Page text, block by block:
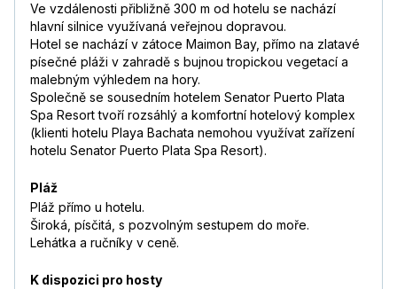
Ve vzdálenosti přibližně 300 m od hotelu se nachází
hlavní silnice využívaná veřejnou dopravou.
Hotel se nachází v zátoce Maimon Bay, přímo na zlatavé
písečné pláži v zahradě s bujnou tropickou vegetací a
malebným výhledem na hory.
Společně se sousedním hotelem Senator Puerto Plata
Spa Resort tvoří rozsáhlý a komfortní hotelový komplex
(klienti hotelu Playa Bachata nemohou využívat zařízení
hotelu Senator Puerto Plata Spa Resort).
Pláž
Pláž přímo u hotelu.
Široká, písčitá, s pozvolným sestupem do moře.
Lehátka a ručníky v ceně.
K dispozici pro hosty